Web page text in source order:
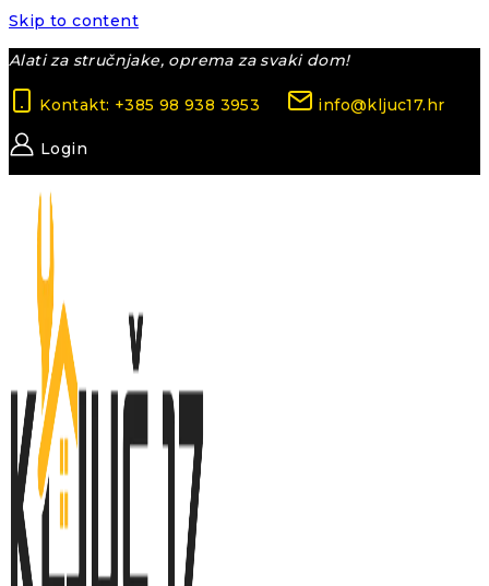
Skip to content
Alati za stručnjake, oprema za svaki dom!
Kontakt: +385 98 938 3953 info@kljuc17.hr
Login